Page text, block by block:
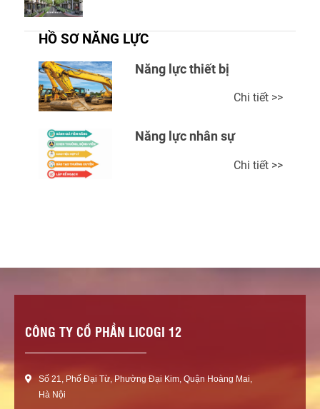
HỒ SƠ NĂNG LỰC
Năng lực thiết bị
Chi tiết >>
Năng lực nhân sự
Chi tiết >>
CÔNG TY CỔ PHẦN LICOGI 12
Số 21, Phố Đại Từ, Phường Đại Kim, Quận Hoàng Mai,
Hà Nội